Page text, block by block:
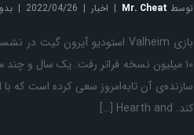
توسط Mr. Cheat اخبار 2022/04/26
سازنده‌ی آن تابه‌امروز سعی کرده است که
کند. Hearth and […]